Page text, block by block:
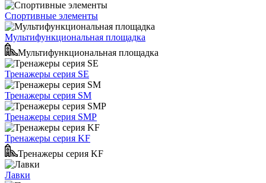
Спортивные элементы
Мультифункциональная площадка
Мультифункциональная площадка
Тренажеры серия SE
Тренажеры серия SM
Тренажеры серия SMP
Тренажеры серия KF
Тренажеры серия KF
Лавки